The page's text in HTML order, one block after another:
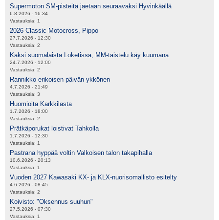
Supermoton SM-pisteitä jaetaan seuraavaksi Hyvinkäällä
6.8.2026 - 16:34
Vastauksia: 1
2026 Classic Motocross, Pippo
27.7.2026 - 12:30
Vastauksia: 2
Kaksi suomalaista Loketissa, MM-taistelu käy kuumana
24.7.2026 - 12:00
Vastauksia: 2
Rannikko erikoisen päivän ykkönen
4.7.2026 - 21:49
Vastauksia: 3
Huomioita Karkkilasta
1.7.2026 - 18:00
Vastauksia: 2
Prätkäporukat loistivat Tahkolla
1.7.2026 - 12:30
Vastauksia: 1
Pastrana hyppää voltin Valkoisen talon takapihalla
10.6.2026 - 20:13
Vastauksia: 1
Vuoden 2027 Kawasaki KX- ja KLX-nuorisomallisto esitelty
4.6.2026 - 08:45
Vastauksia: 2
Koivisto: "Oksennus suuhun"
27.5.2026 - 07:30
Vastauksia: 1